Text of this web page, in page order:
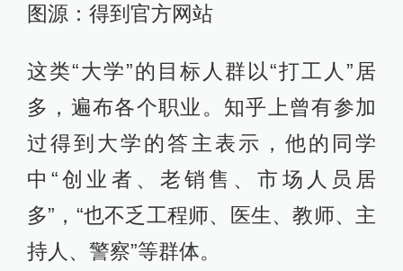
图源：得到官方网站
这类“大学”的目标人群以“打工人”居
多，遍布各个职业。知乎上曾有参加
过得到大学的答主表示，他的同学
中“创业者、老销售、市场人员居
多”，“也不乏工程师、医生、教师、主
持人、警察”等群体。